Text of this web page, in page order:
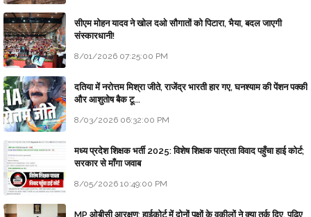
सीएम मोहन यादव ने खोल दओ सौगातों को पिटारा, भैया, बदल जाएगी
संस्कारधानी!
8/01/2026 07:25:00 PM
दतिया में नरोत्तम मिश्रा जीते, राजेंद्र भारती हार गए, घनश्याम की पेंशन पक्की
और आशुतोष बैक टू...
8/03/2026 06:32:00 PM
मध्य प्रदेश शिक्षक भर्ती 2025: विशेष शिक्षक पात्रता विवाद पहुँचा हाई कोर्ट;
सरकार से माँगा जवाब
8/05/2026 10:49:00 PM
MP ओबीसी आरक्षण: हाईकोर्ट में दोनों पक्षों के वकीलों ने क्या तर्क दिए, पढ़िए